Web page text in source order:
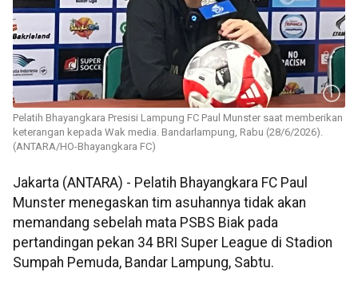
Pelatih Bhayangkara Presisi Lampung FC Paul Munster saat memberikan
keterangan kepada Wak media. Bandarlampung, Rabu (28/6/2026).
(ANTARA/HO-Bhayangkara FC)
Jakarta (ANTARA) - Pelatih Bhayangkara FC Paul
Munster menegaskan tim asuhannya tidak akan
memandang sebelah mata PSBS Biak pada
pertandingan pekan 34 BRI Super League di Stadion
Sumpah Pemuda, Bandar Lampung, Sabtu.